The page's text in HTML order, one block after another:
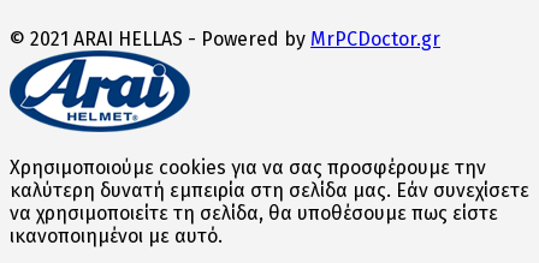
© 2021 ARAI HELLAS - Powered by MrPCDoctor.gr
Χρησιμοποιούμε cookies για να σας προσφέρουμε την
καλύτερη δυνατή εμπειρία στη σελίδα μας. Εάν συνεχίσετε
να χρησιμοποιείτε τη σελίδα, θα υποθέσουμε πως είστε
ικανοποιημένοι με αυτό.